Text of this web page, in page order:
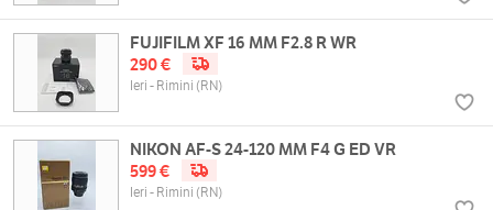
FUJIFILM XF 16 MM F2.8 R WR
290 €
Ieri - Rimini (RN)
NIKON AF-S 24-120 MM F4 G ED VR
599 €
Ieri - Rimini (RN)